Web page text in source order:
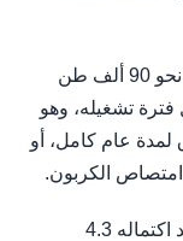
ومن المنتظر أن يسهم المشروع في خفض نحو 90 ألف طن
فترة تشغيله، وهو
من الطرق لمدة عام كامل، أو
وتبلغ القدرة الإنتاجية الإجمالية للمشروع عند اكتماله 4.3